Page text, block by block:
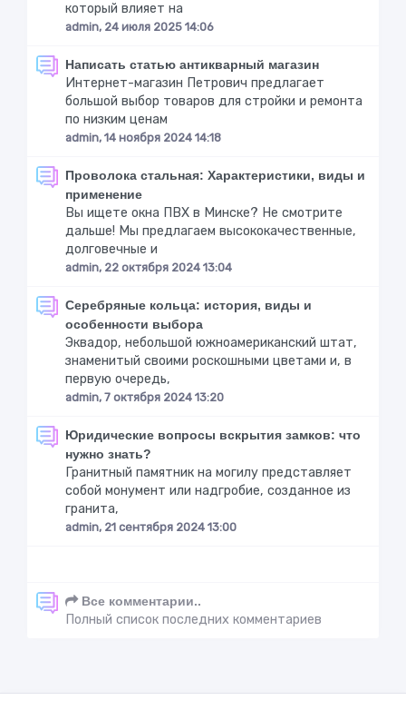
который влияет на
admin, 24 июля 2025 14:06
Написать статью антикварный магазин
Интернет-магазин Петрович предлагает
большой выбор товаров для стройки и ремонта
по низким ценам
admin, 14 ноября 2024 14:18
Проволока стальная: Характеристики, виды и
применение
Вы ищете окна ПВХ в Минске? Не смотрите
дальше! Мы предлагаем высококачественные,
долговечные и
admin, 22 октября 2024 13:04
Серебряные кольца: история, виды и
особенности выбора
Эквадор, небольшой южноамериканский штат,
знаменитый своими роскошными цветами и, в
первую очередь,
admin, 7 октября 2024 13:20
Юридические вопросы вскрытия замков: что
нужно знать?
Гранитный памятник на могилу представляет
собой монумент или надгробие, созданное из
гранита,
admin, 21 сентября 2024 13:00
Все комментарии..
Полный список последних комментариев